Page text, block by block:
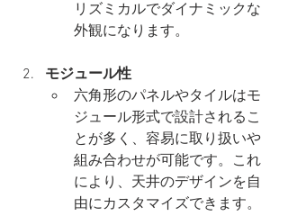
リズミカルでダイナミックな
外観になります。
モジュール性
六角形のパネルやタイルはモ
ジュール形式で設計されるこ
とが多く、容易に取り扱いや
組み合わせが可能です。これ
により、天井のデザインを自
由にカスタマイズできます。